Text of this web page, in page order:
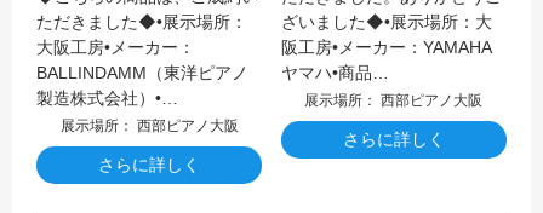
ただきました◆•展示場所：
大阪工房•メーカー：
BALLINDAMM（東洋ピアノ
製造株式会社）•…
展示場所： 西部ピアノ大阪
さらに詳しく
ざいました◆•展示場所：大
阪工房•メーカー：YAMAHA
ヤマハ•商品…
展示場所： 西部ピアノ大阪
さらに詳しく